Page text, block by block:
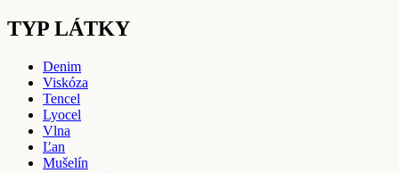
TYP LÁTKY
Denim
Viskóza
Tencel
Lyocel
Vlna
Ľan
Mušelín